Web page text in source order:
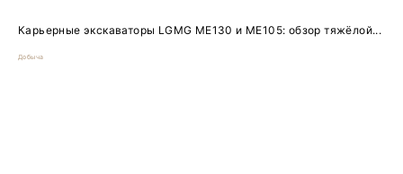
Карьерные экскаваторы LGMG ME130 и ME105: обзор тяжёлой...
Добыча